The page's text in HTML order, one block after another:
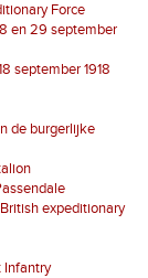
Force
en 29 september
september 1918
de burgerlijke
expeditionary
Infantry